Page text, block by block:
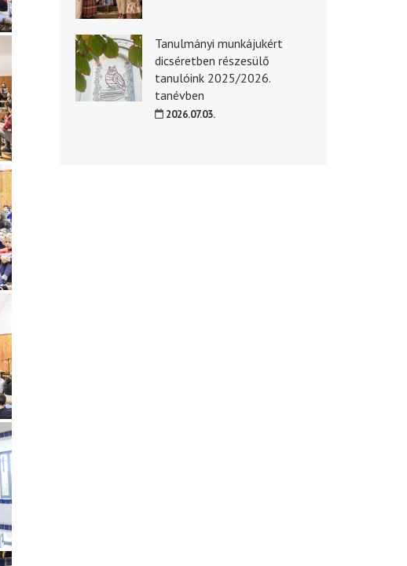
Tanulmányi munkájukért
dicséretben részesülő
tanulóink 2025/2026.
tanévben
2026.07.03.